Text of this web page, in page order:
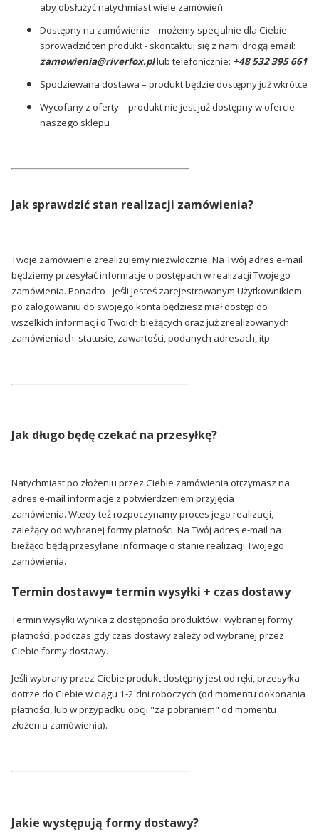
aby obsłużyć natychmiast wiele zamówień
Dostępny na zamówienie – możemy specjalnie dla Ciebie
sprowadzić ten produkt - skontaktuj się z nami drogą email:
zamowienia@riverfox.pllub telefonicznie: +48 532 395 661
Spodziewana dostawa – produkt będzie dostępny już wkrótce
Wycofany z oferty – produkt nie jest już dostępny w ofercie
naszego sklepu
Jak sprawdzić stan realizacji zamówienia?
Twoje zamówienie zrealizujemy niezwłocznie. Na Twój adres e-mail
będziemy przesyłać informacje o postępach w realizacji Twojego
zamówienia. Ponadto - jeśli jesteś zarejestrowanym Użytkownikiem -
po zalogowaniu do swojego konta będziesz miał dostęp do
wszelkich informacji o Twoich bieżących oraz już zrealizowanych
zamówieniach: statusie, zawartości, podanych adresach, itp.
Jak długo będę czekać na przesyłkę?
Natychmiast po złożeniu przez Ciebie zamówienia otrzymasz na
adres e-mail informacje z potwierdzeniem przyjęcia
zamówienia. Wtedy też rozpoczynamy proces jego realizacji,
zależący od wybranej formy płatności. Na Twój adres e-mail na
bieżąco będą przesyłane informacje o stanie realizacji Twojego
zamówienia.
Termin dostawy= termin wysyłki + czas dostawy
Termin wysyłki wynika z dostępności produktów i wybranej formy
płatności, podczas gdy czas dostawy zależy od wybranej przez
Ciebie formy dostawy.
Jeśli wybrany przez Ciebie produkt dostępny jest od ręki, przesyłka
dotrze do Ciebie w ciągu 1-2 dni roboczych (od momentu dokonania
płatności, lub w przypadku opcji "za pobraniem" od momentu
złożenia zamówienia).
Jakie występują formy dostawy?